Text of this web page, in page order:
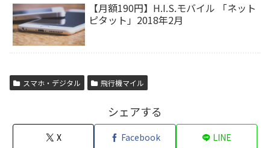
【月額190円】H.I.S.モバイル 「ネット
ピタット」2018年2月
スマホ・デジタル 飛行機マイル
シェアする
X Facebook LINE